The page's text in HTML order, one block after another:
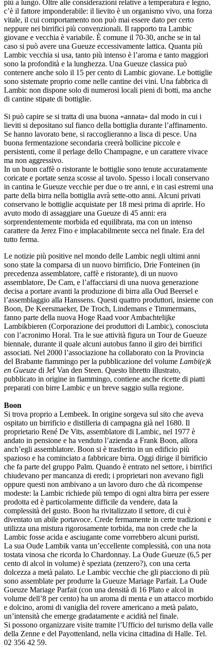
più a lungo. Oltre alle considerazioni relative a temperatura e legno,
c’è il fattore imponderabile: il lievito è un organismo vivo, una forza
vitale, il cui comportamento non può mai essere dato per certo
neppure nei birrifici più convenzionali. Il rapporto tra Lambic
giovane e vecchia è variabile. È comune il 70-30, anche se in tal
caso si può avere una Gueuze eccessivamente lattica. Quanta più
Lambic vecchia si usa, tanto più intenso è l’aroma e tanto maggiori
sono la profondità e la lunghezza. Una Gueuze classica può
contenere anche solo il 15 per cento di Lambic giovane. Le bottiglie
sono sistemate proprio come nelle cantine dei vini. Una fabbrica di
Lambic non dispone solo di numerosi locali pieni di botti, ma anche
di cantine stipate di bottiglie.
Si può capire se si tratta di una buona «annata» dal modo in cui i
lieviti si depositano sul fianco della bottiglia durante l’affinamento.
Se hanno lavorato bene, si raccoglieranno a lisca di pesce. Una
buona fermentazione secondaria creerà bollicine piccole e
persistenti, come il perlage dello Champagne, e un carattere vivace
ma non aggressivo.
In un buon caffè o ristorante le bottiglie sono tenute accuratamente
coricate e portate senza scosse al tavolo. Spesso i locali conservano
in cantina le Gueuze vecchie per due o tre anni, e in casi estremi una
parte della birra nella bottiglia avrà sette-otto anni. Alcuni privati
conservano le bottiglie acquistate per 18 mesi prima di aprirle. Ho
avuto modo di assaggiare una Gueuze di 45 anni: era
sorprendentemente morbida ed equilibrata, ma con un intenso
carattere da Jerez Fino e implacabilmente secca nel finale. Era del
tutto ferma.
Le notizie più positive nel mondo delle Lambic negli ultimi anni
sono state la comparsa di un nuovo birrificio, Drie Fonteinen (in
precedenza assemblatore, caffè e ristorante), di un nuovo
assemblatore, De Cam, e l’affacciarsi di una nuova generazione
decisa a portare avanti la produzione di birra alla Oud Beersel e
l’assemblaggio alla Hanssens. Questi quattro produttori, insieme con
Boon, De Keersmaeker, De Troch, Lindemans e Timmermans,
fanno parte della nuova Hoge Raad voor Ambachtelijke
Lambikbieren (Corporazione dei produttori di Lambic), conosciuta
con l’acronimo Horal. Tra le sue attività figura un Tour de Gueuze
biennale, durante il quale alcuni autobus fanno il giro dei birrifici
associati. Nel 2000 l’associazione ha collaborato con la Provincia
del Brabante fiammingo per la pubblicazione del volume Lambi(e)k
en Gueuze di Jef Van den Steen. Questo libretto illustrato,
pubblicato in origine in fiammingo, contiene anche ricette di piatti
preparati con birre Lambic e un breve saggio sulla regione.
Boon
Si trova proprio a Lembeek. In origine sorgeva sul sito che aveva
ospitato un birrificio e distilleria di campagna già nel 1680. Il
proprietario René De Vits, assemblatore di Lambic, nel 1977 è
andato in pensione e ha venduto l’azienda a Frank Boon, allora
anch’egli assemblatore. Boon si è trasferito in un edificio più
spazioso e ha cominciato a fabbricare birra. Oggi dirige il birrificio
che fa parte del gruppo Palm. Quando è entrato nel settore, i birrifici
chiudevano per mancanza di eredi; i proprietari non avevano figli
oppure questi non ambivano a un lavoro duro che dà ricompense
modeste: la Lambic richiede più tempo di ogni altra birra per essere
prodotta ed è particolarmente difficile da vendere, data la
complessità del gusto. Boon ha rivitalizzato il settore, di cui è
diventato un abile portavoce. Crede fermamente in certe tradizioni e
utilizza una mistura rigorosamente torbida, ma non crede che la
Lambic fosse acida e asciugante come vorrebbero alcuni puristi.
La sua Oude Lambik vanta un’eccellente complessità, con una nota
tostata vinosa che ricorda lo Chardonnay. La Oude Gueuze (6,5 per
cento di alcol in volume) è speziata (zenzero?), con una certa
dolcezza a metà palato. Le Lambic vecchie che gli piacciono di più
sono assemblate per produrre la Gueuze Mariage Parfait. La Oude
Gueuze Mariage Parfait (con una densità di 16 Plato e alcol in
volume dell’8 per cento) ha un aroma di menta e un attacco morbido
e dolcino, aromi di vaniglia del rovere americano a metà palato,
un’intensità che emerge gradatamente e acidità nel finale.
Si possono organizzare visite tramite l’Ufficio del turismo della valle
della Zenne e del Payottenland, nella vicina cittadina di Halle. Tel.
02 356 42 59.